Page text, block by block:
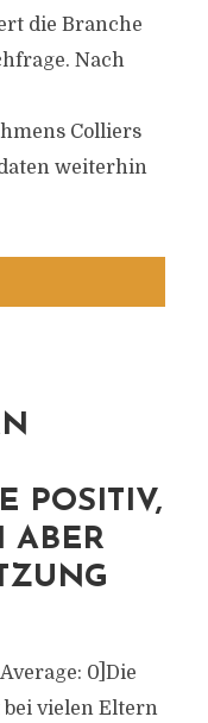
die Branche
Nach
Colliers
weiterhin
POSITIV,
ABER
0]Die
vielen Eltern